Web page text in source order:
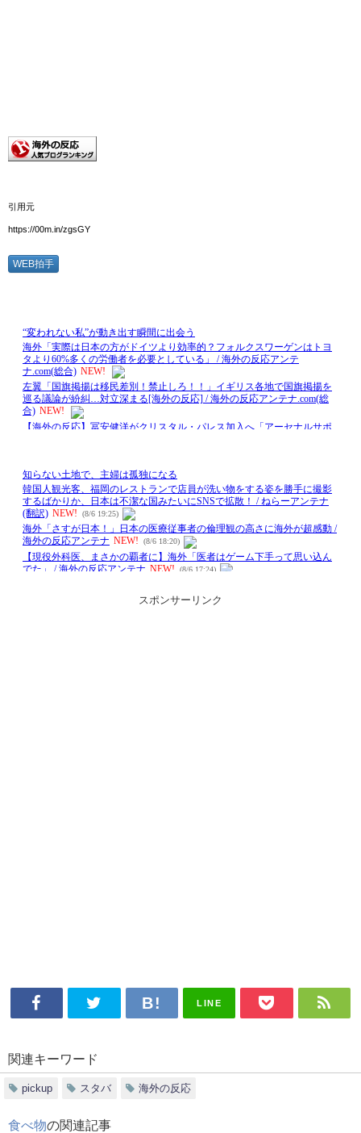
引用元
https://00m.in/zgsGY
WEB拍手
スポンサーリンク
LINE
関連キーワード
pickup スタバ 海外の反応
食べ物の関連記事